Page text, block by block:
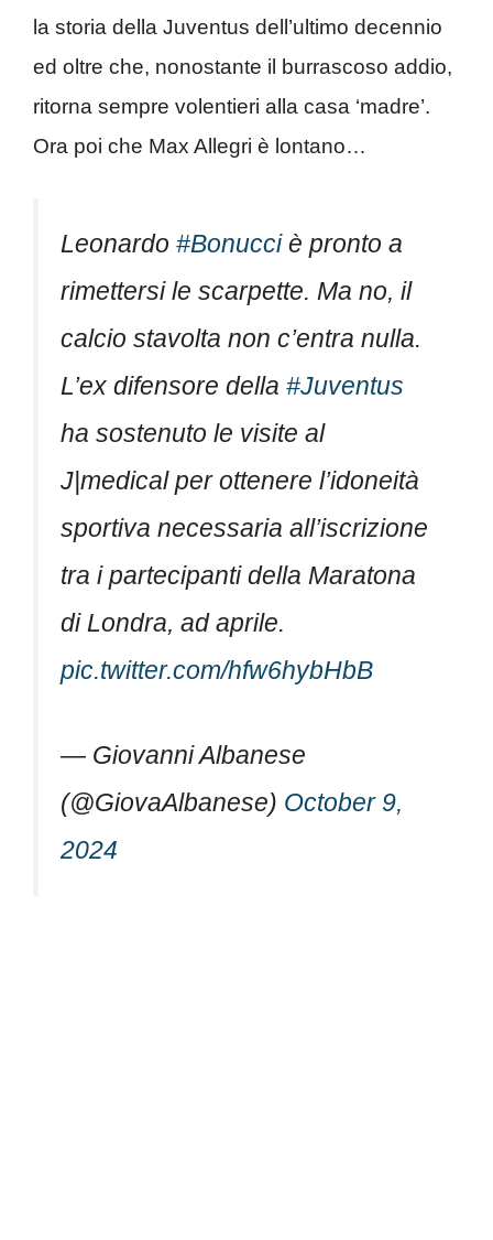
la storia della Juventus dell’ultimo decennio
ed oltre che, nonostante il burrascoso addio,
ritorna sempre volentieri alla casa ‘madre’.
Ora poi che Max Allegri è lontano…
Leonardo #Bonucciè pronto a
rimettersi le scarpette. Ma no, il
calcio stavolta non c’entra nulla.
L’ex difensore della #Juventus
ha sostenuto le visite al
J|medical per ottenere l’idoneità
sportiva necessaria all’iscrizione
tra i partecipanti della Maratona
di Londra, ad aprile.
pic.twitter.com/hfw6hybHbB
— Giovanni Albanese
(@GiovaAlbanese) October 9,
2024